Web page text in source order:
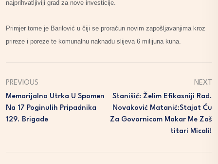
najprihvatljiviji grad za nove investicije.
Primjer tome je Barilović u čiji se proračun novim zapošljavanjima kroz
prireze i poreze te komunalnu naknadu slijeva 6 milijuna kuna.
PREVIOUS
Memorijalna Utrka U Spomen
Na 17 Poginulih Pripadnika
129. Brigade
NEXT
Stanišić: Želim Efikasniji Rad.
Novaković Matanić:Stajat Ću
Za Govornicom Makar Me Zaš
Titari Micali!